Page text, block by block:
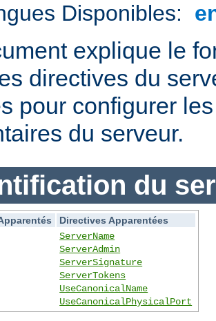
Disponibles:
explique le
directives du
pour configurer
du serveur.
du
Directives Apparentées
ServerName
ServerAdmin
ServerSignature
ServerTokens
UseCanonicalName
UseCanonicalPhysicalPort